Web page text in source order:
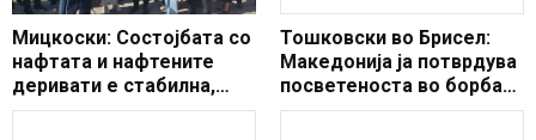
Мицкоски: Состојбата со
нафтата и нафтените
деривати е стабилна,
Македонија со најевтини
Тошковски во Брисел:
Македонија ја потврдува
посветеноста во борбата
против криумчарењето